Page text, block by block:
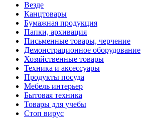
Везде
Канцтовары
Бумажная продукция
Папки, архивация
Письменные товары, черчение
Демонстрационное оборудование
Хозяйственные товары
Техника и аксессуары
Продукты посуда
Мебель интерьер
Бытовая техника
Товары для учебы
Стоп вирус